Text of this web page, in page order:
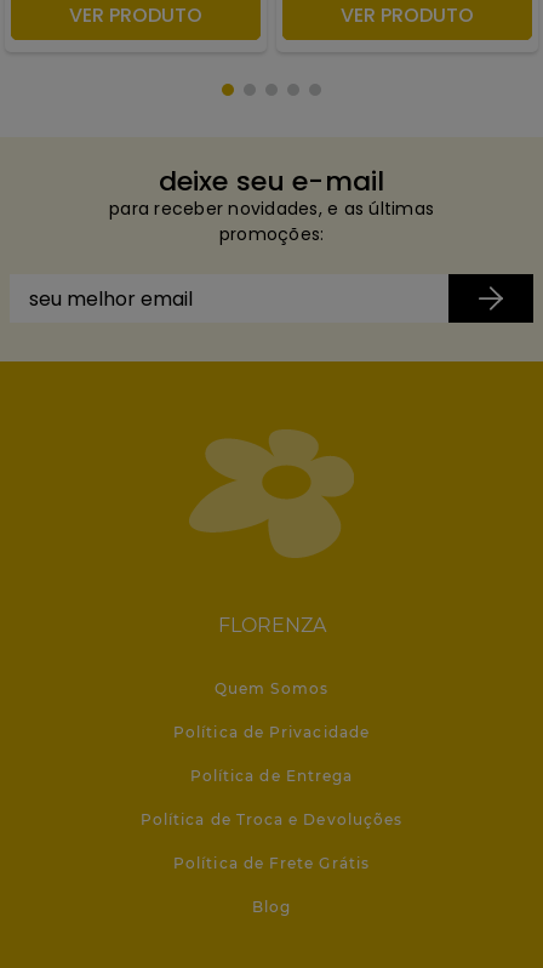
ADICIONAR À SACOLA
VER PRODUTO ADICIONAR À SACOLA
VER PRODUTO
deixe seu e-mail
para receber novidades, e as últimas
promoções:
FLORENZA
Quem Somos
Política de Privacidade
Política de Entrega
Política de Troca e Devoluções
Política de Frete Grátis
Blog